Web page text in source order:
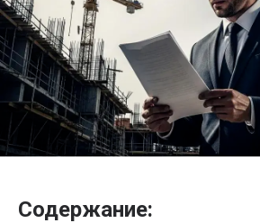
Содержание: